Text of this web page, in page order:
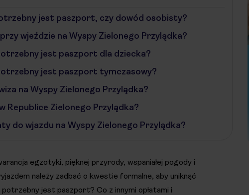
jest paszport, czy dowód osobisty?
wjeździe na Wyspy Zielonego Przylądka?
jest paszport dla dziecka?
jest paszport tymczasowy?
na Wyspy Zielonego Przylądka?
Republice Zielonego Przylądka?
do wjazdu na Wyspy Zielonego Przylądka?
egzotyki, pięknej przyrody, wspaniałej pogody i
należy zadbać o kwestie formalne, aby uniknąć
jest paszport? Co z innymi opłatami i